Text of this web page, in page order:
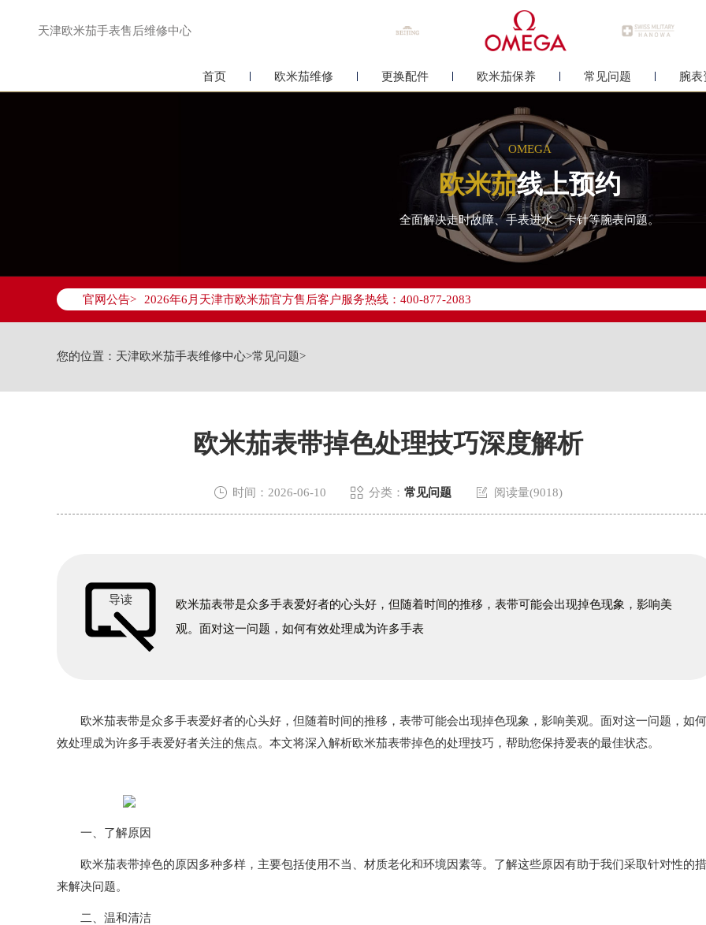
天津欧米茄手表售后维修中心
首页 欧米茄维修 更换配件 欧米茄保养 常见问题 腕表
OMEGA
欧米茄线上预约
全面解决走时故障、手表进水、卡针等腕表问题。
官网公告>
2026年6月欧米茄天津市售后服务网络优化升级公告
2026年6月天津市欧米茄官方售后客户服务热线：400-877-2083
2026年6月欧米茄售后服务中心最新网点地址：
天津市和平区赤峰道136号天津国际金融中心26层2603室欧米茄售后服务中心（需提前预约）
您的位置： 天津欧米茄手表维修中心>常见问题>
欧米茄表带掉色处理技巧深度解析
 时间：2026-06-10  分类： 常见问题  阅读量(9018)
导读
欧米茄表带是众多手表爱好者的心头好，但随着时间的推移，表带可能会出现掉色现象，影响美
观。面对这一问题，如何有效处理成为许多手表
欧米茄表带是众多手表爱好者的心头好，但随着时间的推移，表带可能会出现掉色现象，影响美观。面对这一问题，如
效处理成为许多手表爱好者关注的焦点。本文将深入解析欧米茄表带掉色的处理技巧，帮助您保持爱表的最佳状态。
一、了解原因
欧米茄表带掉色的原因多种多样，主要包括使用不当、材质老化和环境因素等。了解这些原因有助于我们采取针对性的
来解决问题。
二、温和清洁